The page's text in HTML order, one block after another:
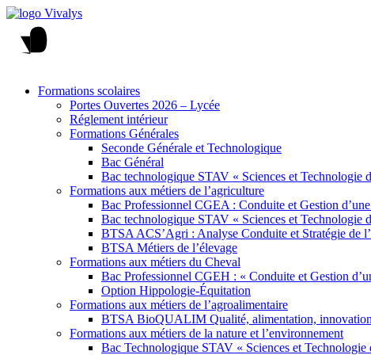
Formations scolaires
Portes Ouvertes 2026 – Lycée
Réglement intérieur
Formations Générales
Seconde Générale et Technologique
Bac Général
Bac technologique STAV « Sciences et Technologie
Formations aux métiers de l’agriculture
Bac Professionnel CGEA : Conduite et Gestion
Bac technologique STAV « Sciences et
BTSA ACS’Agri : Analyse Conduite et Stratégie de
BTSA Métiers de l’élevage
Formations aux métiers du Cheval
Bac Professionnel CGEH : « Conduite et Gestion
Option Hippologie-Équitation
Formations aux métiers de l’agroalimentaire
BTSA BioQUALIM Qualité, alimentation, innovation
Formations aux métiers de la nature et l’environnement
Bac Technologique STAV « Sciences et